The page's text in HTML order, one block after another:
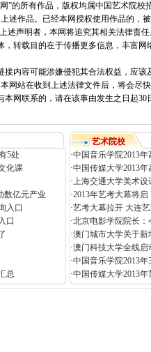
”的所有作品，版权均属中国艺术院校
述作品。已经本网授权使用作品的，
述声明者，本网将追究其相关法律责
，转载目的在于传播更多信息，丰富
接内容可能涉嫌侵犯其合法权益，应
网站在收到上述法律文件后，将会尽
网联系的，请在该事由发生之日起30
5处
化课
数亿元产业.
入口
口
总
艺术院校
·中国音乐学院2013
·中国传媒大学2013
·上海交通大学美术设
·2013年艺考大幕将
·艺考大幕拉开 大连
·北京电影学院院长：
·澳门城市大学关于
·澳门科技大学全线
·中国音乐学院2013
·中国传媒大学2013